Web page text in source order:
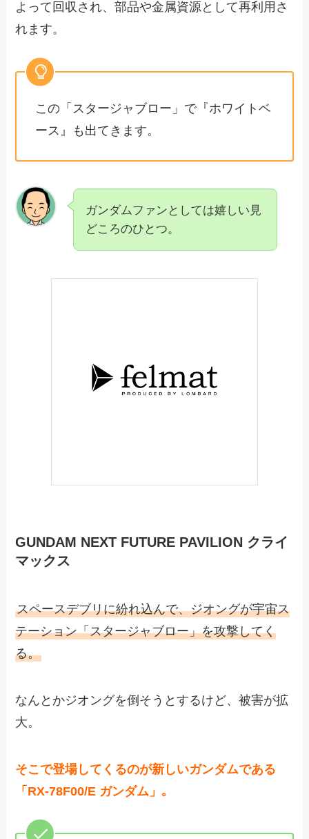
よって回収され、部品や金属資源として再利用さ
れます。
この「スタージャブロー」で『ホワイトベ
ース』も出てきます。
ガンダムファンとしては嬉しい見
どころのひとつ。
GUNDAM NEXT FUTURE PAVILION クライ
マックス
スペースデブリに紛れ込んで、ジオングが宇宙ス
テーション「スタージャブロー」を攻撃してく
る。
なんとかジオングを倒そうとするけど、被害が拡
大。
そこで登場してくるのが新しいガンダムである
「RX-78F00/E ガンダム」｡